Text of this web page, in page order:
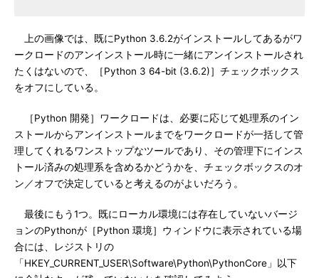
上の画像では、既にPython 3.6.2がインストールしてあるがワ
ークロードのアンインストール時に一緒にアンインストールされ
たくはないので、［Python 3 64-bit (3.6.2)］チェックボックス
をオフにしている。
［Python 開発］ワークロードは、必要に応じて処理系のイン
ストールからアンインストールまでをワークロードが一括して管
理してくれるワンストップなツールであり、その管理下にインス
トール済みの処理系を含めるかどうかを、チェックボックスのオ
ン／オフで決定していると考えるのがよいだろう。
最後にもう1つ。既にローカル環境には存在していないバージ
ョンのPythonが［Python 環境］ウィンドウに表示されている場
合には、レジストリの
「HKEY_CURRENT_USER\Software\Python\PythonCore」以下